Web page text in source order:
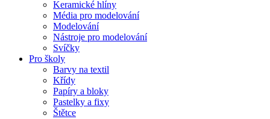
Keramické hlíny
Média pro modelování
Modelování
Nástroje pro modelování
Svíčky
Pro školy
Barvy na textil
Křídy
Papíry a bloky
Pastelky a fixy
Štětce